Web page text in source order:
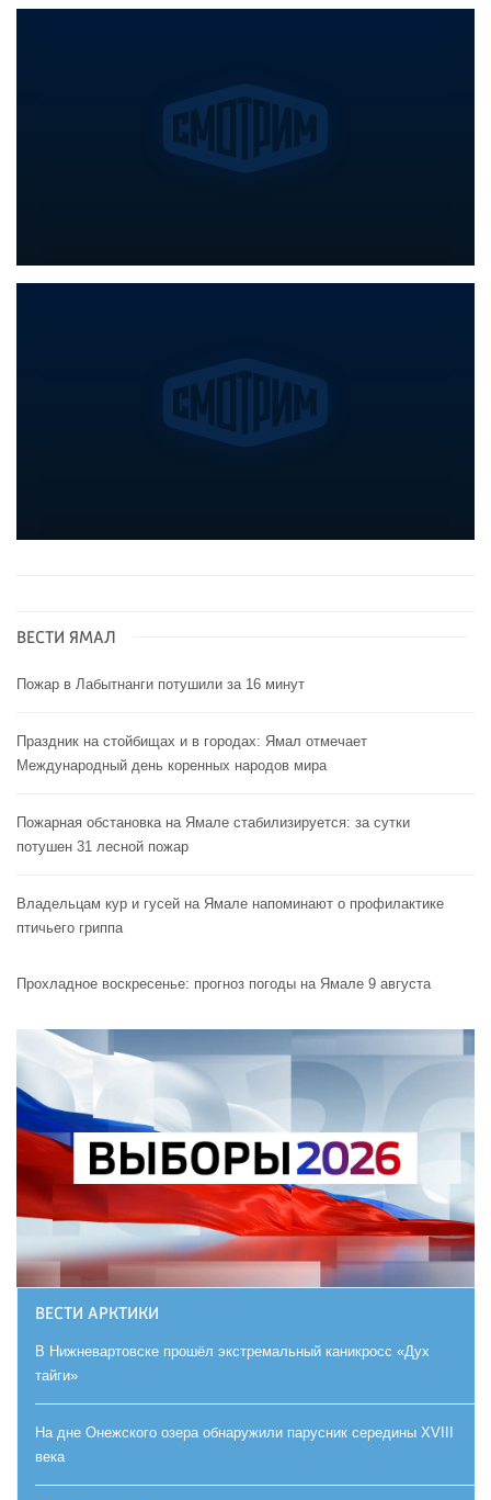
ВЕСТИ ЯМАЛ
Пожар в Лабытнанги потушили за 16 минут
Праздник на стойбищах и в городах: Ямал отмечает
Международный день коренных народов мира
Пожарная обстановка на Ямале стабилизируется: за сутки
потушен 31 лесной пожар
Владельцам кур и гусей на Ямале напоминают o профилактике
птичьего гриппа
Прохладное воскресенье: прогноз погоды на Ямале 9 августа
ВЕСТИ АРКТИКИ
В Нижневартовске прошёл экстремальный каникросс «Дух
тайги»
На дне Онежского озера обнаружили парусник середины XVIII
века